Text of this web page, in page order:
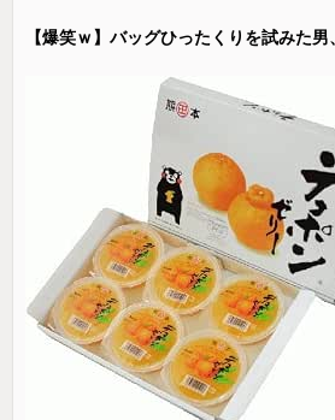
【爆笑ｗ】バッグひったくりを試みた